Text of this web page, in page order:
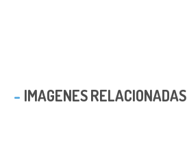
IMAGENES RELACIONADAS